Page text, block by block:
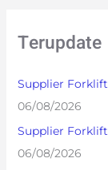
c
f
o
r
:
Terupdate
Supplier Forklift
06/08/2026
Supplier Forklift
06/08/2026